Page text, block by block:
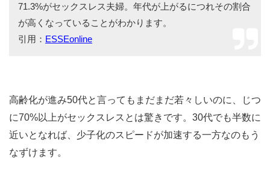
71.3%がセックスレス夫婦。年代が上がるにつれその割合
が高くなっていることがわかります。
引用： ESSEonline
高齢化が進み50代と言ってもまだまだ若々しいのに、じつ
に70%以上がセックスレスとは驚きです。30代でも半数に
近いとなれば、少子化のスピードが加速する一方なのもう
なずけます。